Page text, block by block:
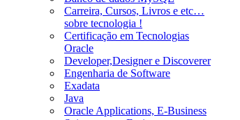
Carreira, Cursos, Livros e etc…
sobre tecnologia !
Certificação em Tecnologias
Oracle
Developer,Designer e Discoverer
Engenharia de Software
Exadata
Java
Oracle Applications, E-Business